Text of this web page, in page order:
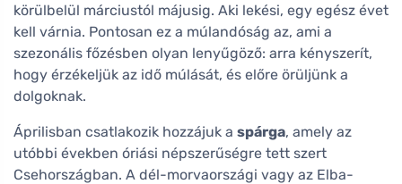
körülbelül márciustól májusig. Aki lekési, egy egész évet
kell várnia. Pontosan ez a múlandóság az, ami a
szezonális főzésben olyan lenyűgöző: arra kényszerít,
hogy érzékeljük az idő múlását, és előre örüljünk a
dolgoknak.
Áprilisban csatlakozik hozzájuk a spárga, amely az
utóbbi években óriási népszerűségre tett szert
Csehországban. A dél-morvaországi vagy az Elba-